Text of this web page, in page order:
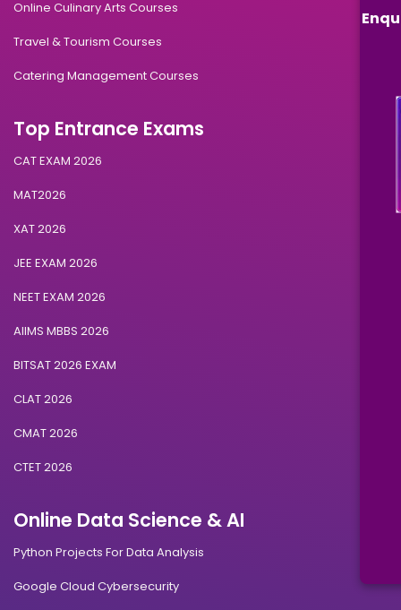
Online Culinary Arts Courses
Travel & Tourism Courses
Catering Management Courses
Top Entrance Exams
CAT EXAM 2026
MAT2026
XAT 2026
JEE EXAM 2026
NEET EXAM 2026
AIIMS MBBS 2026
BITSAT 2026 EXAM
CLAT 2026
CMAT 2026
CTET 2026
Online Data Science & AI
Python Projects For Data Analysis
Google Cloud Cybersecurity